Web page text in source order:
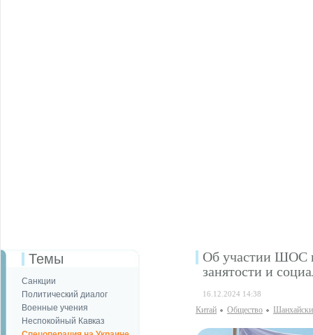
Темы
Санкции
Политический диалог
Военные учения
Неспокойный Кавказ
Об участии ШОС
занятости и
16.12.2024 14:38
Китай Общество